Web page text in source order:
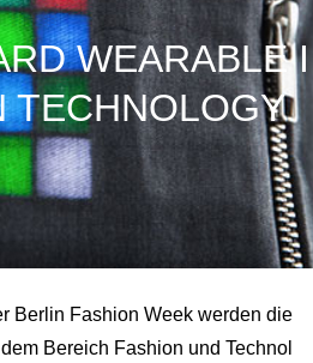
WEARABLE I
TECHNOLOGY
Berlin Fashion Week werden die
Bereich Fashion und Technol